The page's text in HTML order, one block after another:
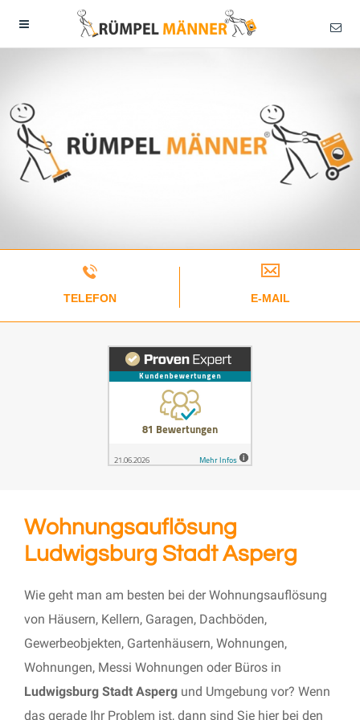
TELEFON E-MAIL
Wohnungsauflösung
Ludwigsburg Stadt Asperg
Wie geht man am besten bei der Wohnungsauflösung
von Häusern, Kellern, Garagen, Dachböden,
Gewerbeobjekten, Gartenhäusern, Wohnungen,
Wohnungen, Messi Wohnungen oder Büros in
Ludwigsburg Stadt Asperg und Umgebung vor? Wenn
das gerade Ihr Problem ist, dann sind Sie hier bei den